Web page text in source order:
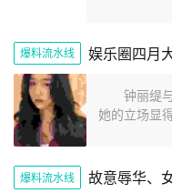
爆料流水线
钟丽缇与
她的立场显
爆料流水线